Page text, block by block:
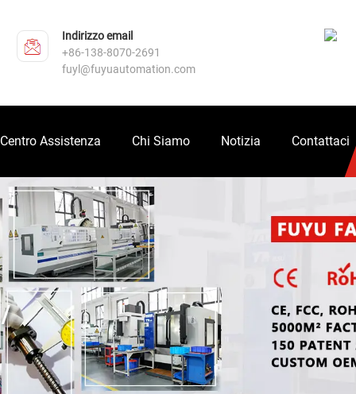
Indirizzo email
+86-138-8070-2691
fuyl@fuyuautomation.com
Centro Assistenza Chi Siamo Notizia Contattaci